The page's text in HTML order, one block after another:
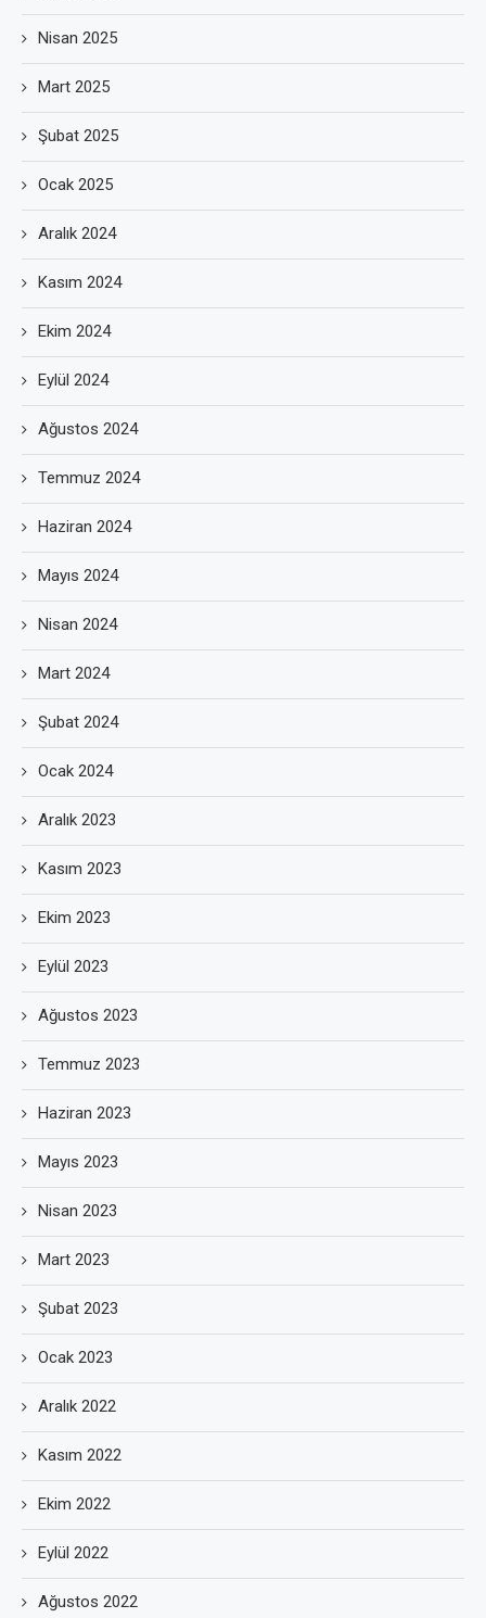
Nisan 2025
Mart 2025
Şubat 2025
Ocak 2025
Aralık 2024
Kasım 2024
Ekim 2024
Eylül 2024
Ağustos 2024
Temmuz 2024
Haziran 2024
Mayıs 2024
Nisan 2024
Mart 2024
Şubat 2024
Ocak 2024
Aralık 2023
Kasım 2023
Ekim 2023
Eylül 2023
Ağustos 2023
Temmuz 2023
Haziran 2023
Mayıs 2023
Nisan 2023
Mart 2023
Şubat 2023
Ocak 2023
Aralık 2022
Kasım 2022
Ekim 2022
Eylül 2022
Ağustos 2022